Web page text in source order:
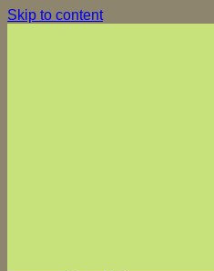
Skip to content